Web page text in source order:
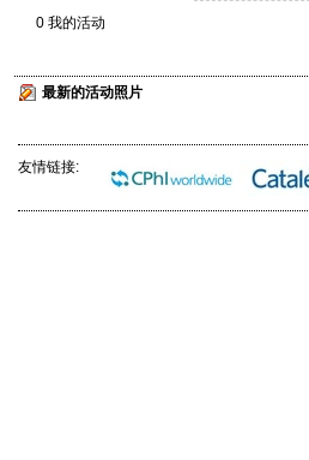
0 我的活动
最新的活动照片
友情链接: